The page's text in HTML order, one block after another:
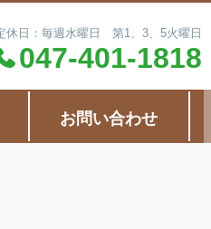
日：毎週水曜日 第1、3、5火曜日
047-401-1818
お問い合わせ